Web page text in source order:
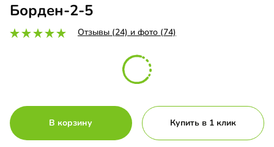
Борден-2-5
Отзывы (24) и фото (74)
В корзину Купить в 1 клик